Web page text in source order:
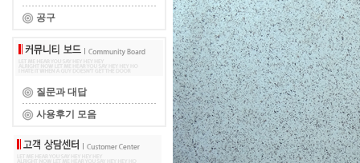
공구
질문과 대답
사용후기 모음